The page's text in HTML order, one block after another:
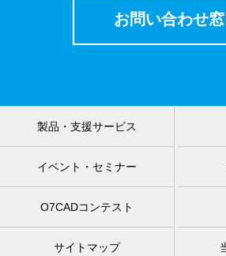
お問い合わせ窓
製品・支援サービス
イベント・セミナー
O7CADコンテスト
サイトマップ